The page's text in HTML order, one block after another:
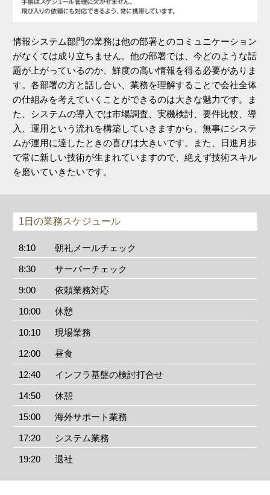
情報システム部門の業務は他の部署とのコミュニケーション
がなくては成り立ちません。他の部署では、今どのような話
題が上がっているのか、鮮度の高い情報を得る必要がありま
す。各部署の方と話し合い、業務を理解することで会社全体
の仕組みを考えていくことができるのは大きな魅力です。ま
た、システムの導入では市場調査、実機検討、要件比較、導
入、運用という流れを構築していきますから、無事にシステ
ムが運用に達したときの喜びは大きいです。また、日進月歩
で常に新しい技術が生まれていますので、絶えず技術スキル
を磨いていきたいです。
1日の業務スケジュール
8:10 朝礼メールチェック
8:30 サーバーチェック
9:00 依頼業務対応
10:00 休憩
10:10 現場業務
12:00 昼食
12:40 インフラ基盤の検討打合せ
14:50 休憩
15:00 海外サポート業務
17:20 システム業務
19:20 退社